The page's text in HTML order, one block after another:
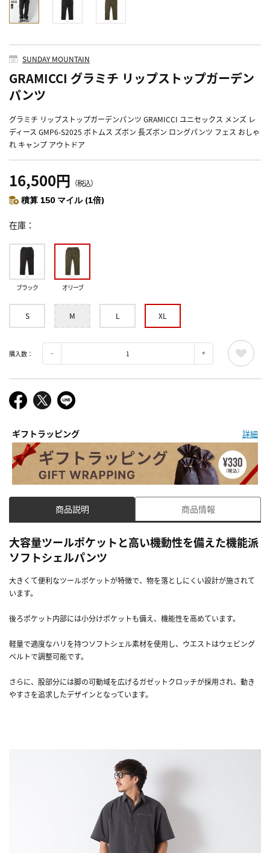
SUNDAY MOUNTAIN
GRAMICCI グラミチ リップストップガーデン
パンツ
グラミチ リップストップガーデンパンツ GRAMICCI ユニセックス メンズ レ
ディース GMP6-S2025 ボトムス ズボン 長ズボン ロングパンツ フェス おしゃ
れ キャンプ アウトドア
16,500円 （税込）
積算 150 マイル (1倍)
在庫
ブラック オリーブ
S M L XL
購入数：
ギフトラッピング 詳細
商品説明 商品情報
大容量ツールポケットと高い機動性を備えた機能派
ソフトシェルパンツ
大きくて便利なツールポケットが特徴で、物を落としにくい設計が施されて
います。
後ろポケット内部には小分けポケットも備え、機能性を高めています。
軽量で適度なハリを持つソフトシェル素材を使用し、ウエストはウェビング
ベルトで調整可能です。
さらに、股部分には脚の可動域を広げるガゼットクロッチが採用され、動き
やすさを追求したデザインとなっています。